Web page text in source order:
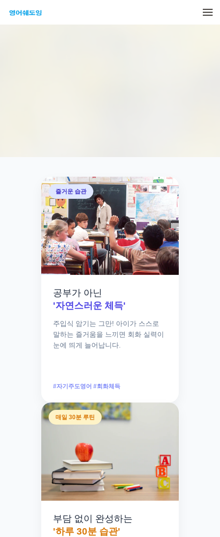
즐거운 습관
공부가 아닌
'자연스러운 체득'
주입식 암기는 그만! 아이가 스스로
말하는 즐거움을 느끼면 회화 실력이
눈에 띄게 늘어납니다.
#자기주도영어 #회화체득
매일 30분 루틴
부담 없이 완성하는
'하루 30분 습관'